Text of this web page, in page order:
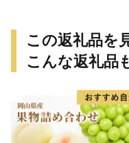
この返礼品を
こんな返礼品